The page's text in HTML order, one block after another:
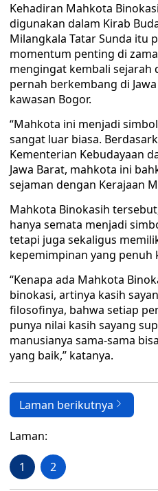
Kehadiran Mahkota
digunakan dalam Kirab
Milangkala Tatar Sunda itu
momentum penting di
mengingat kembali sejarah
pernah berkembang di
kawasan Bogor.
“Mahkota ini menjadi
sangat luar biasa.
Kementerian Kebudayaan
Jawa Barat, mahkota ini
sejaman dengan Kerajaan
Mahkota Binokasih
hanya semata menjadi
tetapi juga sekaligus
kepemimpinan yang penuh
“Kenapa ada Mahkota
binokasi, artinya kasih
filosofinya, bahwa setiap
punya nilai kasih sayang
manusianya sama-sama
yang baik,” katanya.
Laman berikutnya
Laman:
1 2